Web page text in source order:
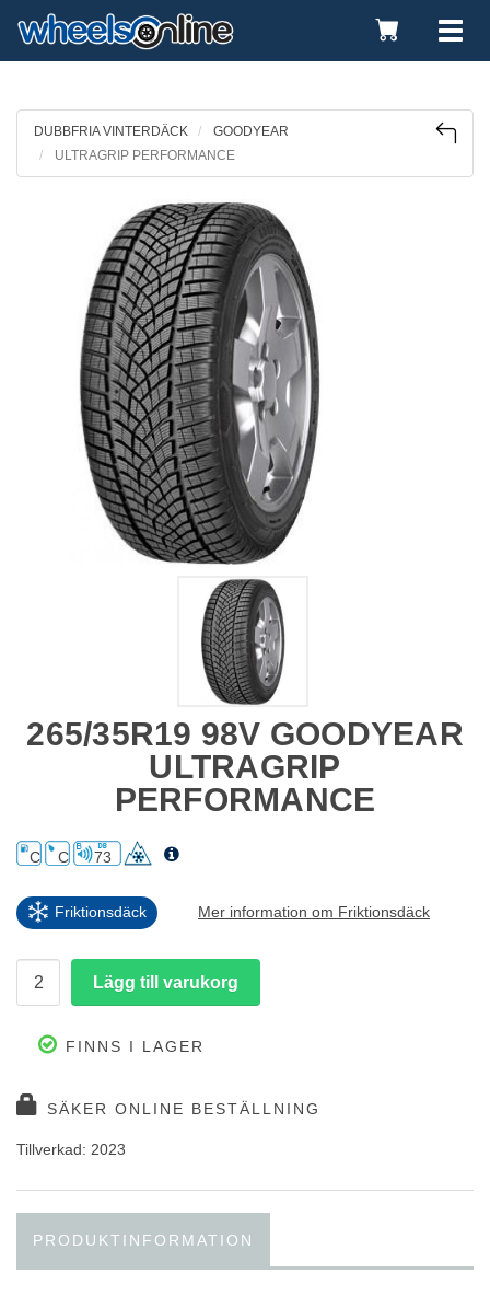
Toggle
Cart
DUBBFRIA VINTERDÄCK
GOODYEAR
ULTRAGRIP PERFORMANCE
265/35R19 98V GOODYEAR
ULTRAGRIP
PERFORMANCE
C C 73
Friktionsdäck Mer information om Friktionsdäck
FINNS I LAGER
SÄKER ONLINE BESTÄLLNING
Tillverkad: 2023
PRODUKTINFORMATION